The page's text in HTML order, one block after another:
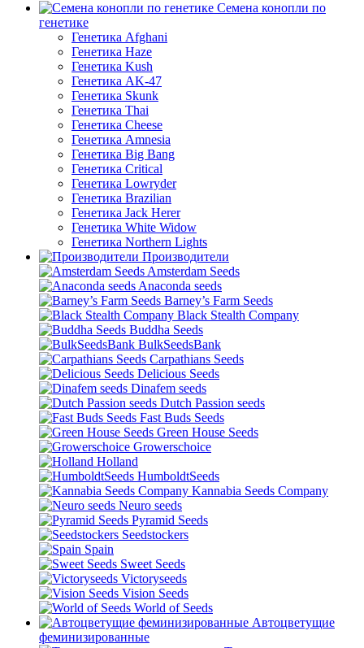
Семена конопли по
генетике
Генетика Afghani
Генетика Haze
Генетика Kush
Генетика AK-47
Генетика Skunk
Генетика Thai
Генетика Cheese
Генетика Amnesia
Генетика Big Bang
Генетика Critical
Генетика Lowryder
Генетика Brazilian
Генетика Jack Herer
Генетика White Widow
Генетика Northern Lights
Производители
Amsterdam Seeds
Anaconda seeds
Barney’s Farm Seeds
Black Stealth Company
Buddha Seeds
BulkSeedsBank
Carpathians Seeds
Delicious Seeds
Dinafem seeds
Dutch Passion seeds
Fast Buds Seeds
Green House Seeds
Growerschoice
Holland
HumboldtSeeds
Kannabia Seeds Company
Neuro seeds
Pyramid Seeds
Seedstockers
Spain
Sweet Seeds
Victoryseeds
Vision Seeds
World of Seeds
Автоцветущие
феминизированные